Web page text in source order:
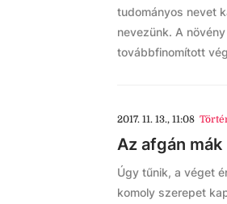
tudományos nevet
nevezünk. A
továbbfinomított
2017. 11. 13., 11:08
Az afgán mák
Úgy tűnik, a véget
komoly szerepet